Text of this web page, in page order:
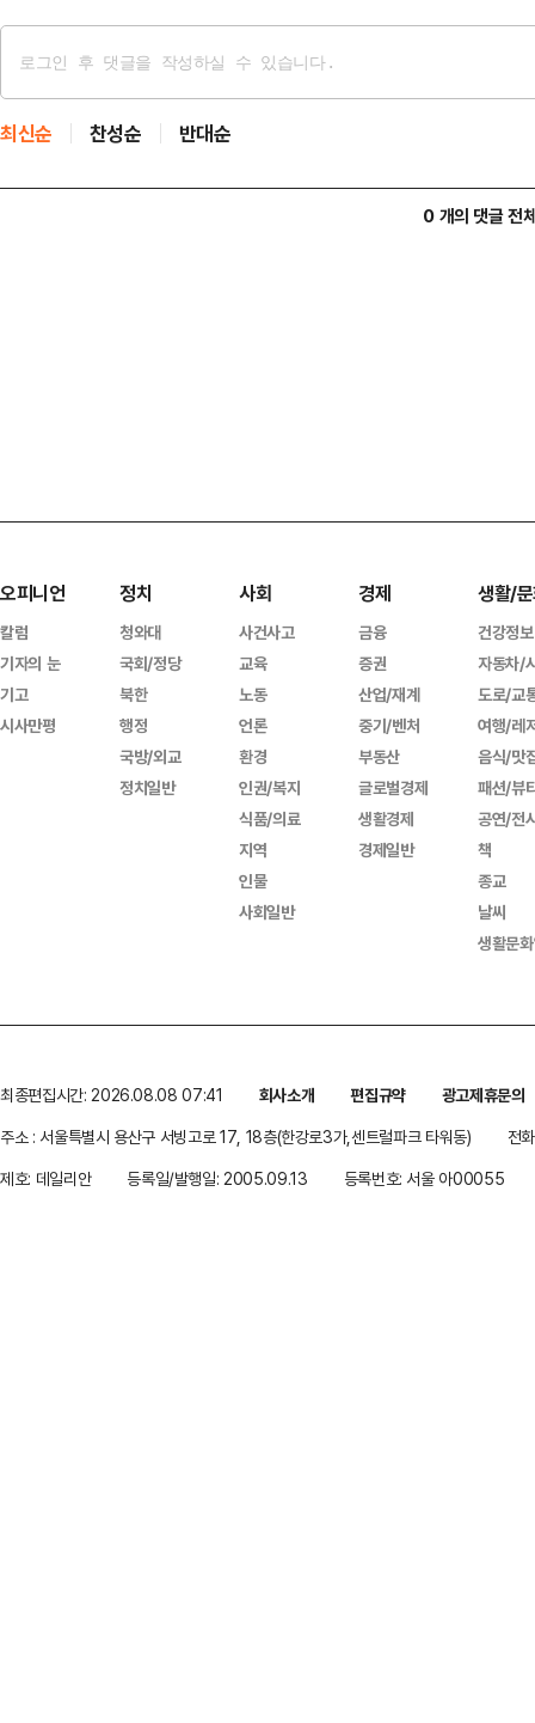
최신순 찬성순 반대순
0 개의 댓글 전
오피니언
칼럼
기자의 눈
기고
시사만평
정치
청와대
국회/정당
북한
행정
국방/외교
정치일반
사회
사건사고
교육
노동
언론
환경
인권/복지
식품/의료
지역
인물
사회일반
경제
금융
증권
산업/재계
중기/벤처
부동산
글로벌경제
생활경제
경제일반
생활/
건강정보
자동차/
도로/교
여행/레
음식/맛
패션/뷰
공연/전
책
종교
날씨
생활문
최종편집시간: 2026.08.08 07:41 회사소개 편집규약
광고제휴문의
주소 : 서울특별시 용산구 서빙고로 17, 18층(한강로3가,센트럴파크 타워동)
전
제호: 데일리안
등록일/발행일: 2005.09.13 등록번호: 서울 아00055